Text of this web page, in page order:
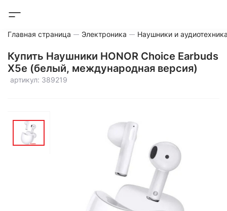
Главная страница Электроника Наушники и
Купить Наушники HONOR Choice Earbuds
X5e (белый, международная версия)
артикул: 389219